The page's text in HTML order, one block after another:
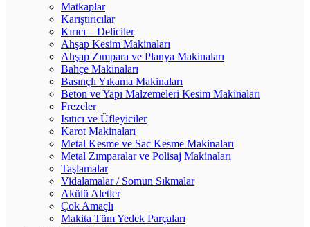
Matkaplar
Karıştırıcılar
Kırıcı – Deliciler
Ahşap Kesim Makinaları
Ahşap Zımpara ve Planya Makinaları
Bahçe Makinaları
Basınçlı Yıkama Makinaları
Beton ve Yapı Malzemeleri Kesim Makinaları
Frezeler
Isıtıcı ve Üfleyiciler
Karot Makinaları
Metal Kesme ve Sac Kesme Makinaları
Metal Zımparalar ve Polisaj Makinaları
Taşlamalar
Vidalamalar / Somun Sıkmalar
Akülü Aletler
Çok Amaçlı
Makita Tüm Yedek Parçaları